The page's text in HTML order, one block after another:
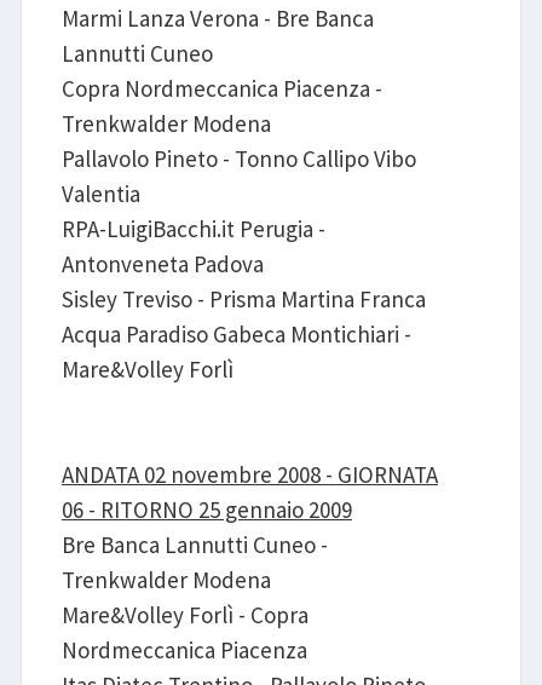
Marmi Lanza Verona - Bre Banca
Lannutti Cuneo
Copra Nordmeccanica Piacenza -
Trenkwalder Modena
Pallavolo Pineto - Tonno Callipo Vibo
Valentia
RPA-LuigiBacchi.it Perugia -
Antonveneta Padova
Sisley Treviso - Prisma Martina Franca
Acqua Paradiso Gabeca Montichiari -
Mare&Volley Forlì
ANDATA 02 novembre 2008 - GIORNATA
06 - RITORNO 25 gennaio 2009
Bre Banca Lannutti Cuneo -
Trenkwalder Modena
Mare&Volley Forlì - Copra
Nordmeccanica Piacenza